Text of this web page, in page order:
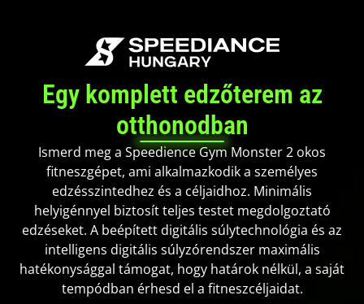
Egy komplett edzőterem az
otthonodban
Ismerd meg a Speedience Gym Monster 2 okos
fitneszgépet, ami alkalmazkodik a személyes
edzésszintedhez és a céljaidhoz. Minimális
helyigénnyel biztosít teljes testet megdolgoztató
edzéseket. A beépített digitális súlytechnológia és az
intelligens digitális súlyzórendszer maximális
hatékonysággal támogat, hogy határok nélkül, a saját
tempódban érhesd el a fitneszcéljaidat.